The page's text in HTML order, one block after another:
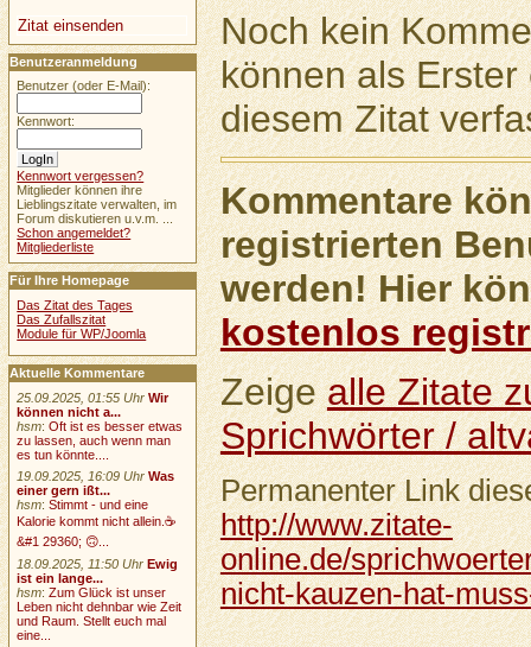
Noch kein
können als
diesem Zitat
Kommentare
registrierten
werden! Hier
kostenlos
Zeigealle Zitate
Sprichwörter /
Permanenter Link
http://www.zitate-
online.de/
nicht-kauzen-hat-
Zitat einsenden
Benutzeranmeldung
Benutzer (oder E-Mail):
Kennwort:
Kennwort vergessen?
Mitglieder können ihre
Lieblingszitate verwalten, im
Forum diskutieren u.v.m. ...
Schon angemeldet?
Mitgliederliste
Für Ihre Homepage
Das Zitat des Tages
Das Zufallszitat
Module für WP/Joomla
Aktuelle Kommentare
25.09.2025, 01:55 Uhr Wir
können nicht a...
hsm:Oft ist es besser etwas
zu lassen, auch wenn man
es tun könnte....
19.09.2025, 16:09 Uhr Was
einer gern ißt...
hsm:Stimmt - und eine
Kalorie kommt nicht allein.☕
&#1 29360; 🙃...
18.09.2025, 11:50 Uhr Ewig
ist ein lange...
hsm:Zum Glück ist unser
Leben nicht dehnbar wie Zeit
und Raum. Stellt euch mal
eine...